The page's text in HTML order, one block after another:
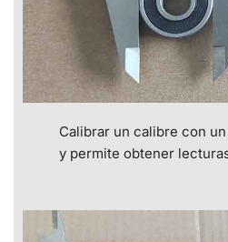
Calibrar un calibre con
y permite obtener